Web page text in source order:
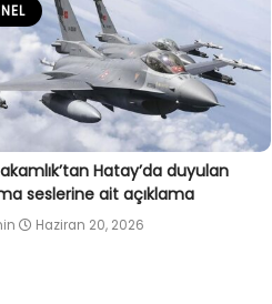
Hatay’da duyulan
seslerine ait açıklama
Haziran 20, 2026